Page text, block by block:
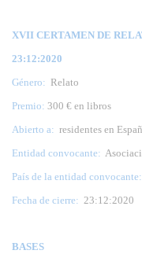
XVII CERTAMEN DE
23:12:2020
Género: Relato
Premio: 300 € en libros
Abierto a: residentes en
Entidad convocante:
País de la entidad convocante:
Fecha de cierre: 23:12:2020
BASES